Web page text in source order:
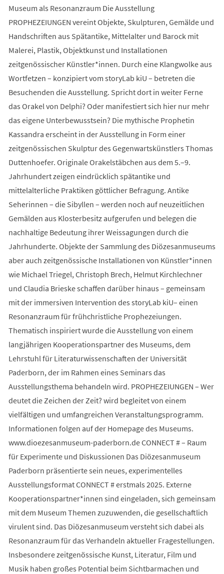
Museum als Resonanzraum Die Ausstellung
PROPHEZEIUNGEN vereint Objekte, Skulpturen, Gemälde und
Handschriften aus Spätantike, Mittelalter und Barock mit
Malerei, Plastik, Objektkunst und Installationen
zeitgenössischer Künstler*innen. Durch eine Klangwolke aus
Wortfetzen – konzipiert vom storyLab kiU – betreten die
Besuchenden die Ausstellung. Spricht dort in weiter Ferne
das Orakel von Delphi? Oder manifestiert sich hier nur mehr
das eigene Unterbewusstsein? Die mythische Prophetin
Kassandra erscheint in der Ausstellung in Form einer
zeitgenössischen Skulptur des Gegenwartskünstlers Thomas
Duttenhoefer. Originale Orakelstäbchen aus dem 5.–9.
Jahrhundert zeigen eindrücklich spätantike und
mittelalterliche Praktiken göttlicher Befragung. Antike
Seherinnen – die Sibyllen – werden noch auf neuzeitlichen
Gemälden aus Klosterbesitz aufgerufen und belegen die
nachhaltige Bedeutung ihrer Weissagungen durch die
Jahrhunderte. Objekte der Sammlung des Diözesanmuseums
aber auch zeitgenössische Installationen von Künstler*innen
wie Michael Triegel, Christoph Brech, Helmut Kirchlechner
und Claudia Brieske schaffen darüber hinaus – gemeinsam
mit der immersiven Intervention des storyLab kiU– einen
Resonanzraum für frühchristliche Prophezeiungen.
Thematisch inspiriert wurde die Ausstellung von einem
langjährigen Kooperationspartner des Museums, dem
Lehrstuhl für Literaturwissenschaften der Universität
Paderborn, der im Rahmen eines Seminars das
Ausstellungsthema behandeln wird. PROPHEZEIUNGEN – Wer
deutet die Zeichen der Zeit? wird begleitet von einem
vielfältigen und umfangreichen Veranstaltungsprogramm.
Informationen folgen auf der Homepage des Museums.
www.dioezesanmuseum-paderborn.de CONNECT # – Raum
für Experimente und Diskussionen Das Diözesanmuseum
Paderborn präsentierte sein neues, experimentelles
Ausstellungsformat CONNECT # erstmals 2025. Externe
Kooperationspartner*innen sind eingeladen, sich gemeinsam
mit dem Museum Themen zuzuwenden, die gesellschaftlich
virulent sind. Das Diözesanmuseum versteht sich dabei als
Resonanzraum für das Verhandeln aktueller Fragestellungen.
Insbesondere zeitgenössische Kunst, Literatur, Film und
Musik haben großes Potential beim Sichtbarmachen und